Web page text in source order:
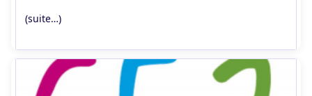
(suite…)